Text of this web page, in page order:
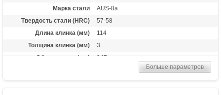
Марка стали
AUS-8a
Твердость стали (HRC)
57-58
Длина клинка (мм)
114
Толщина клинка (мм)
3
Общая длина (мм)
247
Вес (гр)
173
Больше параметров